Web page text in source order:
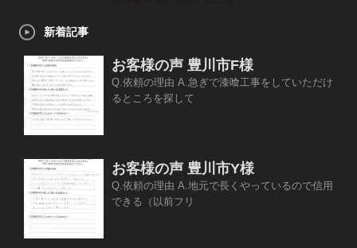
新着記事
お客様の声 豊川市F様
Q.依頼の理由 A.急ぎで漆喰工事をしていただけ
るところを探して
お客様の声 豊川市Y様
Q.依頼の理由 A.地元で長くやっているので信用
できる（以前フリ